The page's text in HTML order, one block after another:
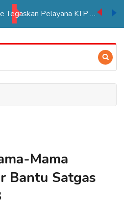
Kadisdukcapil Merauke Tegaskan Pelayana KTP Sesuai SOP
Mama
Bantu Satgas